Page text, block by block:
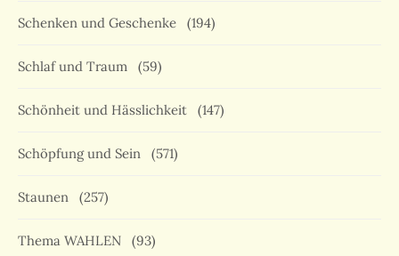
Schenken und Geschenke (194)
Schlaf und Traum (59)
Schönheit und Hässlichkeit (147)
Schöpfung und Sein (571)
Staunen (257)
Thema WAHLEN (93)